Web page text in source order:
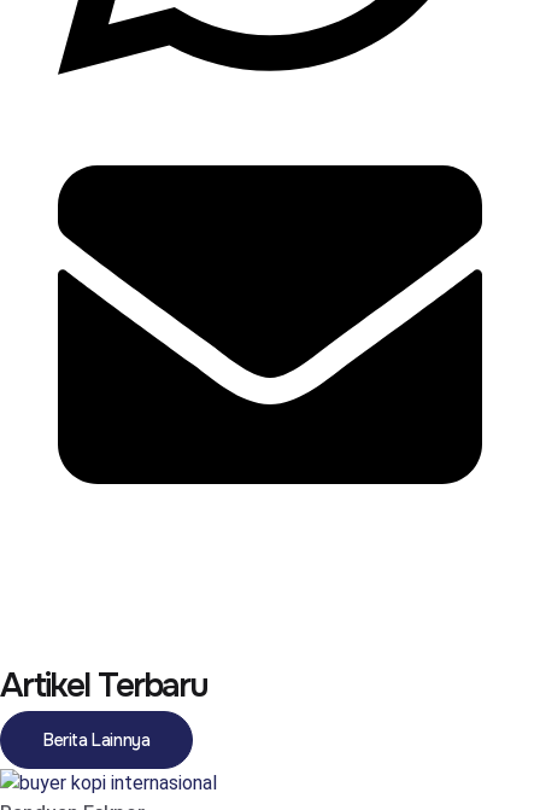
Artikel Terbaru
Berita Lainnya